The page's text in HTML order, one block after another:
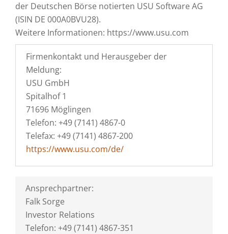
der Deutschen Börse notierten USU Software AG
(ISIN DE 000A0BVU28).
Weitere Informationen: https://www.usu.com
Firmenkontakt und Herausgeber der
Meldung:
USU GmbH
Spitalhof 1
71696 Möglingen
Telefon: +49 (7141) 4867-0
Telefax: +49 (7141) 4867-200
https://www.usu.com/de/
Ansprechpartner:
Falk Sorge
Investor Relations
Telefon: +49 (7141) 4867-351